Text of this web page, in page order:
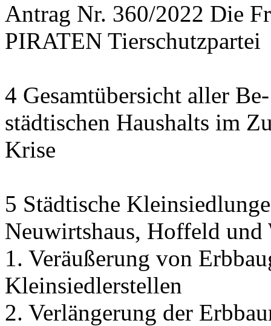
Antrag Nr. 360/2022 Die
PIRATEN Tierschutzpartei
4 Gesamtübersicht aller
städtischen Haushalts im
Krise
5 Städtische
Neuwirtshaus, Hoffeld und
1. Veräußerung von
Kleinsiedlerstellen
2. Verlängerung der